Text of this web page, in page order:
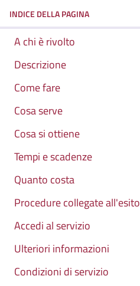
INDICE DELLA PAGINA
A chi è rivolto
Descrizione
Come fare
Cosa serve
Cosa si ottiene
Tempi e scadenze
Quanto costa
Procedure collegate all'esito
Accedi al servizio
Ulteriori informazioni
Condizioni di servizio